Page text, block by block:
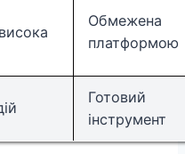
Обмежена
платформою
Готовий
інструмент